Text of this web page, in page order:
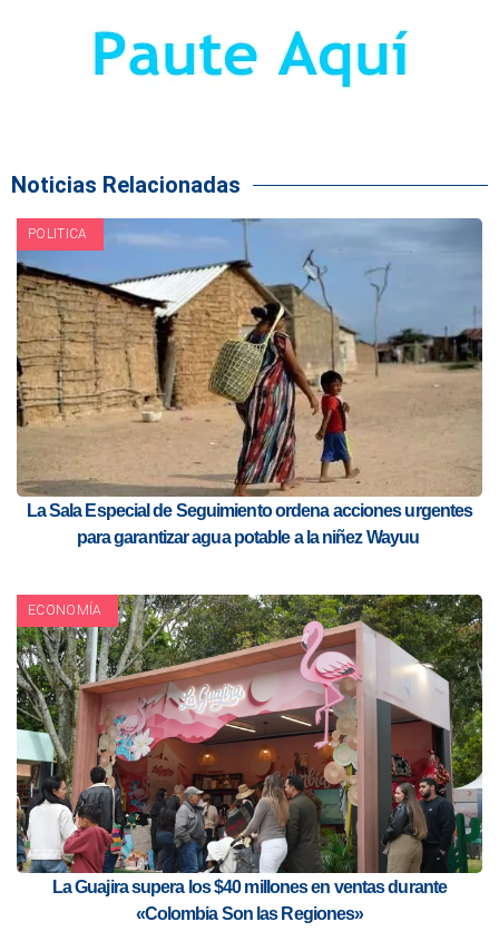
Noticias Relacionadas
POLITICA
La Sala Especial de Seguimiento ordena acciones urgentes
para garantizar agua potable a la niñez Wayuu
ECONOMÍA
La Guajira supera los $40 millones en ventas durante
«Colombia Son las Regiones»